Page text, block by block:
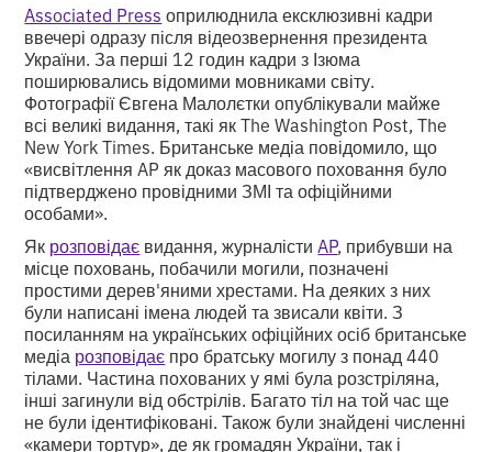
Associated Press оприлюднила ексклюзивні кадри
ввечері одразу після відеозвернення президента
України. За перші 12 годин кадри з Ізюма
поширювались відомими мовниками світу.
Фотографії Євгена Малолєтки опублікували майже
всі великі видання, такі як The Washington Post, The
New York Times. Британське медіа повідомило, що
«висвітлення AP як доказ масового поховання було
підтверджено провідними ЗМІ та офіційними
особами».
Як розповідає видання, журналістиAP, прибувши на
місце поховань, побачили могили, позначені
простими дерев'яними хрестами. На деяких з них
були написані імена людей та звисали квіти. З
посиланням на українських офіційних осіб британське
медіа розповідає про братську могилу з понад 440
тілами. Частина похованих у ямі була розстріляна,
інші загинули від обстрілів. Багато тіл на той час ще
не були ідентифіковані. Також були знайдені численні
«камери тортур», де як громадян України, так і